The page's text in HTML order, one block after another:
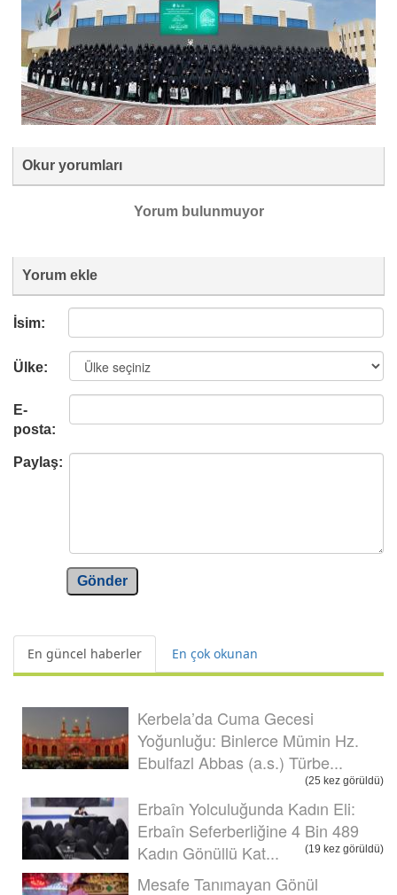
Okur yorumları
Yorum bulunmuyor
Yorum ekle
İsim:
Ülke:
E-
posta:
Paylaş:
Gönder
En güncel haberler En çok okunan
Kerbela’da Cuma Gecesi
Yoğunluğu: Binlerce Mümin Hz.
Ebulfazl Abbas (a.s.) Türbe...
(25 kez görüldü)
Erbaîn Yolculuğunda Kadın Eli:
Erbaîn Seferberliğine 4 Bin 489
Kadın Gönüllü Kat...
(19 kez görüldü)
Mesafe Tanımayan Gönül